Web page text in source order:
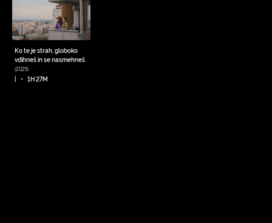
Ko te je strah, globoko
vdihneš in se nasmehneš
(2025)
| • 1H 27M